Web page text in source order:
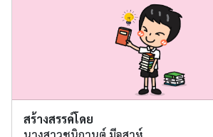
สร้างสรรค์โดย